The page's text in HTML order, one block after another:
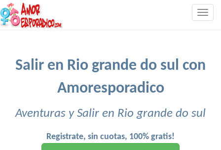
Salir en Rio grande do sul con
Amoresporadico
Aventuras y Salir en Rio grande do sul
Registrate, sin cuotas, 100% gratis!